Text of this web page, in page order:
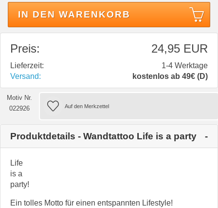
IN DEN WARENKORB
Preis: 24,95 EUR
Lieferzeit:
1-4 Werktage
Versand:
kostenlos ab 49€ (D)
Motiv Nr.
022926
Produktdetails - Wandtattoo Life is a party
Life
is a
party!
Ein tolles Motto für einen entspannten Lifestyle!